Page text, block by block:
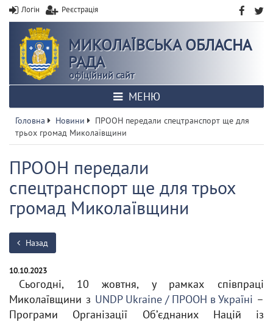
Логін Реєстрація
МИКОЛАЇВСЬКА ОБЛАСНА
РАДА
офіційний сайт
МЕНЮ
Головна Новини
ПРООН передали спецтранспорт ще для
трьох громад Миколаївщини
ПРООН передали
спецтранспорт ще для трьох
громад Миколаївщини
Назад
10.10.2023
Сьогодні, 10 жовтня, у рамках співпраці
Миколаївщини з UNDP Ukraine / ПРООН в Україні –
Програми Організації Обʼєднаних Націй із